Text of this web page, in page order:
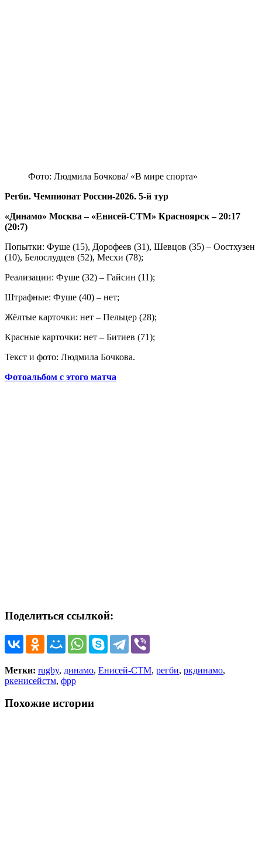
Фото: Людмила Бочкова/ «В мире спорта»
Регби. Чемпионат России-2026. 5-й тур
«Динамо» Москва – «Енисей-СТМ» Красноярск – 20:17
(20:7)
Попытки: Фуше (15), Дорофеев (31), Шевцов (35) – Оостхузен
(10), Белослудцев (52), Месхи (78);
Реализации: Фуше (32) – Гайсин (11);
Штрафные: Фуше (40) – нет;
Жёлтые карточки: нет – Пельцер (28);
Красные карточки: нет – Битиев (71);
Текст и фото: Людмила Бочкова.
Фотоальбом с этого матча
Поделиться ссылкой:
Метки: rugby, динамо, Енисей-СТМ, регби, ркдинамо,
ркенисейстм, фрр
Похожие истории